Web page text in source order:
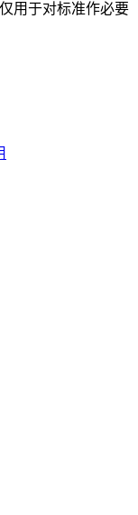
用于对标准作必要